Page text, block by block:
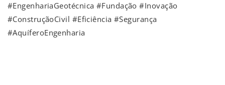
#EngenhariaGeotécnica #Fundação #Inovação
#ConstruçãoCivil #Eficiência #Segurança
#AquíferoEngenharia